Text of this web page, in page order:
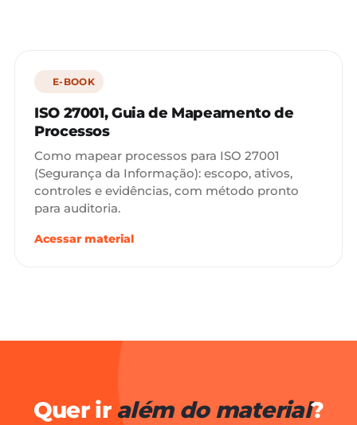
E-BOOK
ISO 27001, Guia de Mapeamento de
Processos
Como mapear processos para ISO 27001
(Segurança da Informação): escopo, ativos,
controles e evidências, com método pronto
para auditoria.
Acessar material
Quer ir além do material?